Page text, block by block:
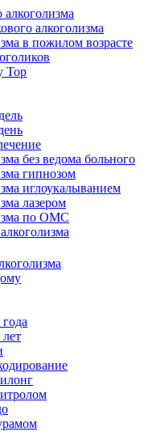
алкоголизма
в пожилом возрасте
Top
без ведома больного
гипнозом
иглоукалыванием
лазером
по ОМС